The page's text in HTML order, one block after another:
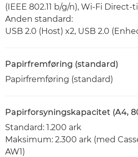
(IEEE 802.11 b/g/n), Wi-Fi
Anden standard:
USB 2.0 (Host) x2, USB 2.0
Papirfremføring (standard)
Papirfremføring (standard)
Papirforsyningskapacitet (A4,
Standard: 1.200 ark
Maksimum: 2.300 ark (med
AW1)